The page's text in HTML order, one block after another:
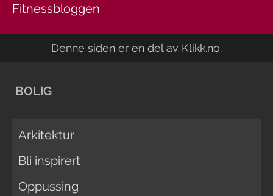
Fitnessbloggen
Denne siden er en del av Klikk.no.
BOLIG
Arkitektur
Bli inspirert
Oppussing